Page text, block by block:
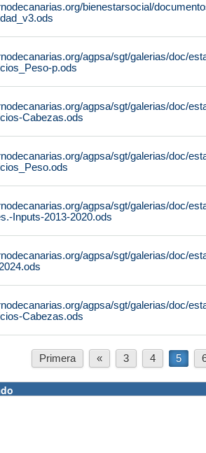
bienestarsocial/
agpsa/sgt/galerias/doc/
p.ods
agpsa/sgt/galerias/doc/
Cabezas.ods
agpsa/sgt/galerias/doc/
agpsa/sgt/galerias/doc/
Inputs-2013-2020.ods
agpsa/sgt/galerias/doc/
agpsa/sgt/galerias/doc/
Cabezas.ods
Primera « 3 4 5